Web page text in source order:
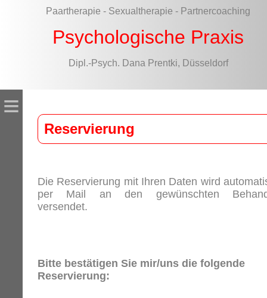
Paartherapie - Sexualtherapie - Partnercoaching
Psychologische Praxis
Dipl.-Psych. Dana Prentki, Düsseldorf
≡
Reservierung
Die Reservierung mit Ihren Daten wird
per Mail an den gewünschten
versendet.
Bitte bestätigen Sie mir/uns die folgende
Reservierung: